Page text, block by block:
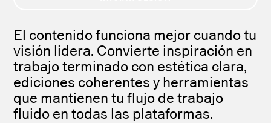
El contenido funciona mejor cuando tu
visión lidera. Convierte inspiración en
trabajo terminado con estética clara,
ediciones coherentes y herramientas
que mantienen tu flujo de trabajo
fluido en todas las plataformas.